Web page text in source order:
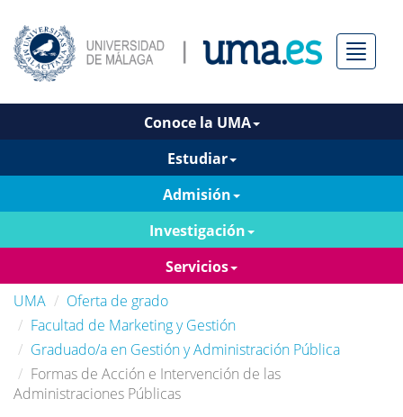
Menú
Conoce la UMA
Estudiar
Admisión
Investigación
Servicios
UMA
Oferta de grado
Facultad de Marketing y Gestión
Graduado/a en Gestión y Administración Pública
Formas de Acción e Intervención de las
Administraciones Públicas